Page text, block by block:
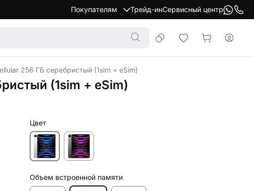
Покупателям Трейд-инСервисный центр
256 ГБ серебристый (1sim + eSim)
(1sim + eSim)
Цвет
Объем встроенной памяти